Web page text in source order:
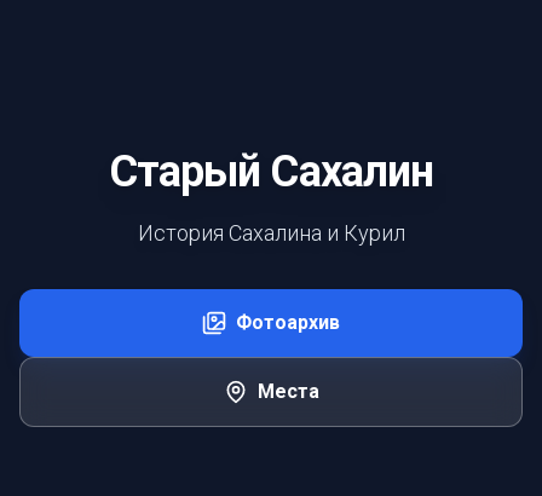
Старый Сахалин
История Сахалина и Курил
Фотоархив
Места